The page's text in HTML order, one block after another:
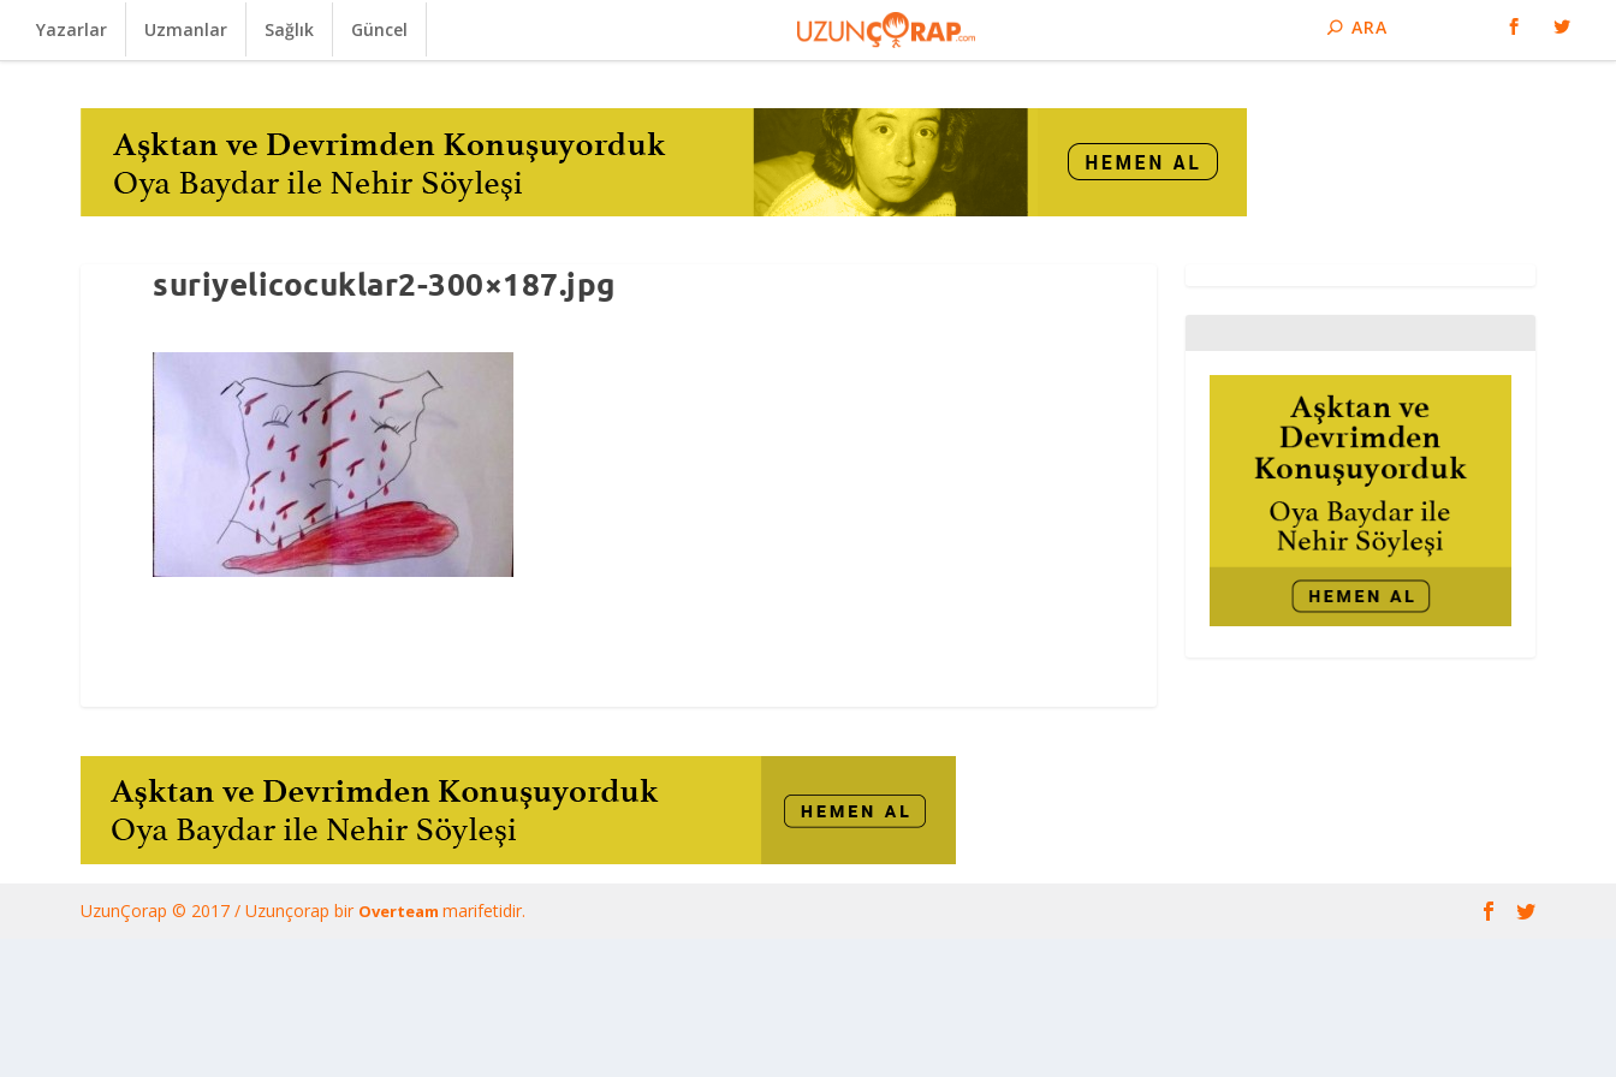
Yazarlar Uzmanlar Sağlık Güncel
suriyelicocuklar2-300×187.jpg
UzunÇorap © 2017 / Uzunçorap bir Overteammarifetidir.